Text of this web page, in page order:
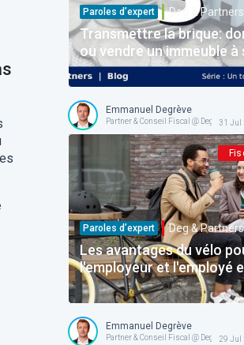
Paroles d’expert Deg & Partners
Transmettre la brique:
ou vendre un immeuble à
enfants
Emmanuel Degrève
Partner & Conseil Fiscal @ Deg &31 Jul
Paroles d’expert Deg & Partners
Les avantages du vélo
l'employeur et l'employé
Belgique: le dossier
pour structurer
sans faux pas!
Emmanuel Degrève
Partner & Conseil Fiscal @ Deg &29 Jul